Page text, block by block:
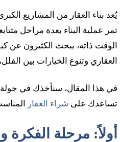
يُعد بناء العقار من المشاريع
تمر عملية البناء بعدة مراحل
الوقت ذاته، يبحث الكثيرون عن
العقاري وتنوع الخيارات بين
في هذا المقال، سنأخذك في جولة
تساعدك على شراء العقار
أولاً: مرحلة الفكرة